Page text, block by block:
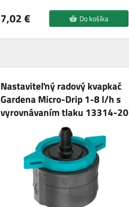
7,02 € Do košíka
Nastaviteľný radový kvapkač
Gardena Micro-Drip 1-8 l/h s
vyrovnávaním tlaku 13314-20